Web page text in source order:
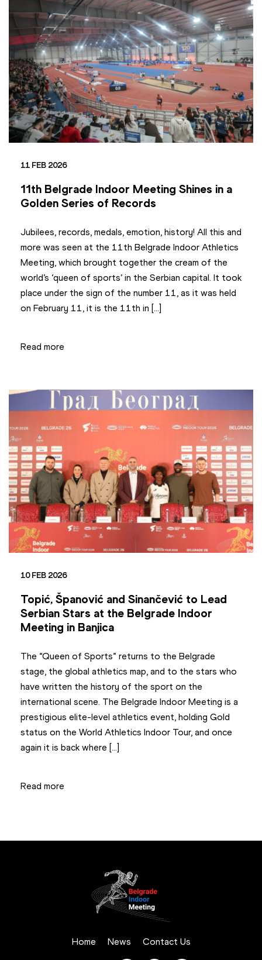
11 FEB 2026
11th Belgrade Indoor Meeting Shines in a
Golden Series of Records
Jubilees, records, medals, emotion, history! All this and
more was seen at the 11th Belgrade Indoor Athletics
Meeting, which brought together the cream of the
world’s ‘queen of sports’ in the Serbian capital. It took
place under the sign of the number 11, as it was held
on February 11, it is the 11th in […]
Read more
10 FEB 2026
Topić, Španović and Sinančević to Lead
Serbian Stars at the Belgrade Indoor
Meeting in Banjica
The “Queen of Sports” returns to the Belgrade
stage, the global athletics map, and to the stars who
have written the history of the sport on the
international scene. The Belgrade Indoor Meeting is a
prestigious elite-level athletics event, holding Gold
status on the World Athletics Indoor Tour, and once
again it is back where […]
Read more
Home News Contact Us